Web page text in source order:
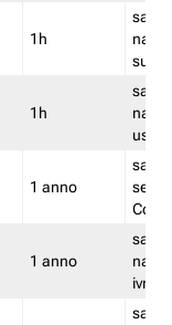
1h
salva
su
1h
salva
1 anno
salva
Convy
1 anno
salva
ivr
salva